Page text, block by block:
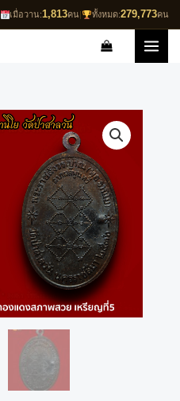
เมื่อวาน:1,813คน| ทั้งหมด:279,773คน